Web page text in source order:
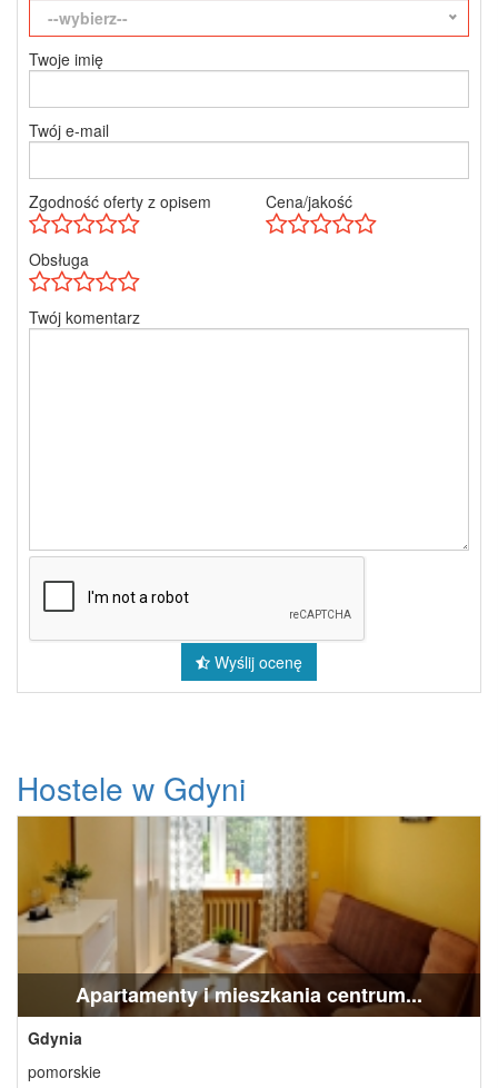
--wybierz--
Twoje imię
Twój e-mail
Zgodność oferty z opisem Cena/jakość
Obsługa
Twój komentarz
Wyślij ocenę
Hostele w Gdyni
Apartamenty i mieszkania centrum...
Gdynia
pomorskie